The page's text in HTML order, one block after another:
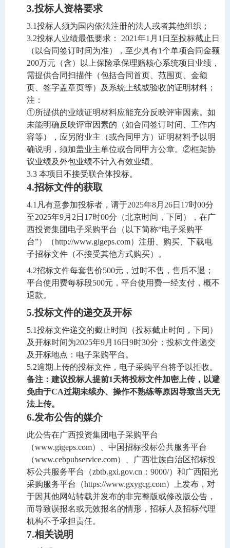
3.投标人资格要求
3.1投标人须为国内依法注册的法人或者其他组织 ；
3.2投标人业绩最低要求： 2021年1 月 1 日至投标截止 日
（以合同签订时间为准），至少具有1个单项合同金额
200万元（含）以上保险承保理赔核心系统项目 业绩 ，
需提供合同扫描件（包括合同首页、范围页、金额
页、签字盖章页等）及系统上线或验收的证明材料；
注：
①所提供的业绩证明材料应能充分反映评审因素。如
未能明确反映评审因素的（如合同签订时间、工作内
容等），应另附业主（或合同甲方）证明材料予以明
确说明，须加盖业主单位或合同甲方公章。 ②框架协
议业绩及外包业绩不计入有效业绩。
3.3 本项目不接受联合体投标。
4.招标文件的获取
4.1 凡有意参加投标者，请于2025年8月 26日 17时00分
至2025年9月 2 日 17时00分 （北京时间，下同），在广
西投资集团电子采购平台（以下简称“电子采购平
台”）（http://www.gigeps.com）注册、购买、下载电
子招标文件（不接受其他方式购买）。
4.2招标文件每套售价500元，过时不售，售后不退；
平台使用费每标段500元，平台使用费一经支付，概不
退款。
5.投标文件的递交及开标
5.1投标文件递交的截止时间（投标截止时间，下同）
及开标时间为2025年9月 16日 9时30分 ； 投标文件递交
及开标地点：电子采购平台。
5.2逾期上传的投标文件，电子采购平台将予以拒收。
备注：建议投标人提前1天将投标文件加密上传，以避
免由于CA过期未续办、操作不熟练等原因导致当天无
法上传。
6.发布公告的媒介
此公告在广西投资集团电子采购平台
（www.gigeps.com）、中国招标投标公共服务平台
（www.cebpubservice.com）、广西壮族自治区招标投
标公共服务平台（zbtb.gxi.gov.cn ： 9000/）和广西阳光
采购服务平台（https://www.gxygcg.com）上发布，对
于因其他网站转载并发布的非完整版或修改版公告，
而导致误报名或无效报名的情形，招标人及招标代理
机构不予承担责任。
7.相关说明